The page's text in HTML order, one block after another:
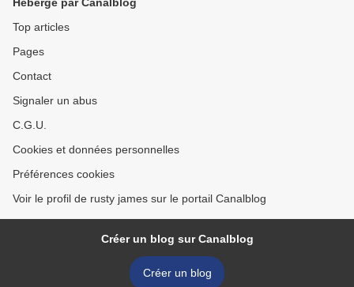
Top articles
Pages
Contact
Signaler un abus
C.G.U.
Cookies et données personnelles
Préférences cookies
Voir le profil de rusty james sur le portail Canalblog
Créer un blog sur Canalblog
Créer un blog